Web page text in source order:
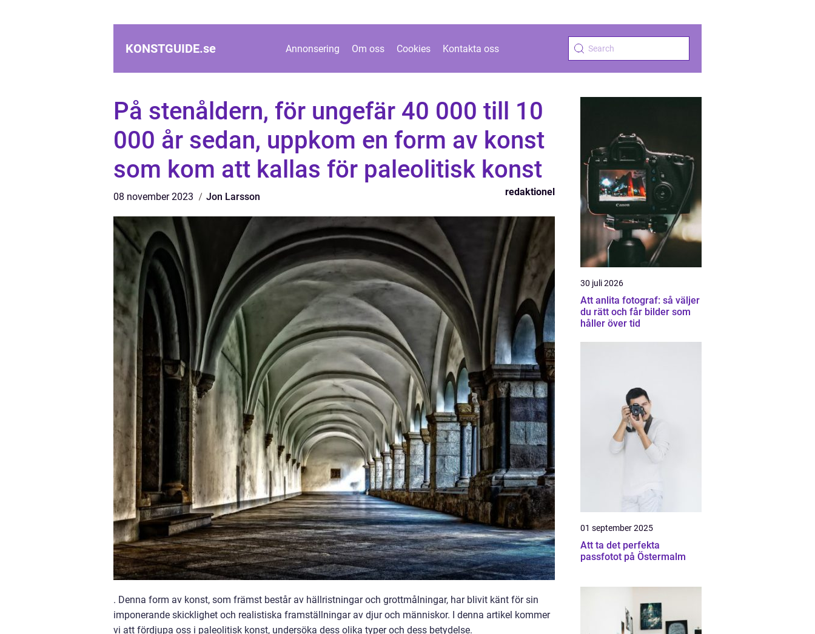
KONSTGUIDE.se Annonsering Om oss Cookies Kontakta oss
På stenåldern, för ungefär 40 000 till 10
000 år sedan, uppkom en form av konst
som kom att kallas för paleolitisk konst
08 november 2023 Jon Larsson redaktionel
. Denna form av konst, som främst består av hällristningar och grottmålningar, har blivit känt för sin
imponerande skicklighet och realistiska framställningar av djur och människor. I denna artikel kommer
vi att fördjupa oss i paleolitisk konst, undersöka dess olika typer och dess betydelse.
30 juli 2026
Att anlita fotograf: så väljer
du rätt och får bilder som
håller över tid
01 september 2025
Att ta det perfekta
passfotot på Östermalm